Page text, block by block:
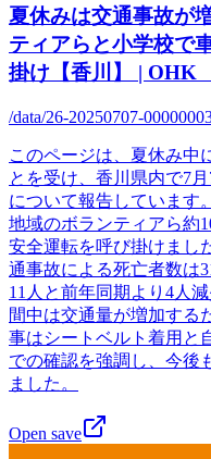
夏休みは交通事故が
ティアらと小学校で
掛け【香川】 |
/data/26-20250707-
このページは、夏休み中
とを受け、香川県内で7
について報告しています
地域のボランティアら約
安全運転を呼び掛けまし
通事故による死亡者数は
11人と前年同期より4人
間中は交通量が増加する
事はシートベルト着用と
での確認を強調し、今後
ました。
Open save